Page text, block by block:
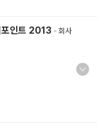
포인트 2013 -회사